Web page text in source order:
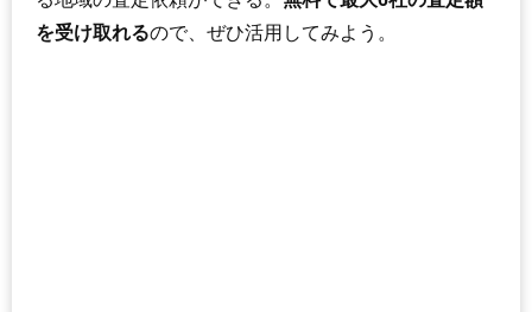
を受け取れるので、ぜひ活用してみよう。